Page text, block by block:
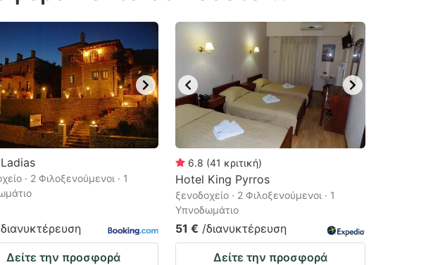
· 2 Φιλοξενούμενοι · 1
Δείτε την προσφορά
6.8 (41 κριτική)
Hotel King Pyrros
ξενοδοχείο · 2 Φιλοξενούμενοι · 1
Υπνοδωμάτιο
51 € /διανυκτέρευση
Δείτε την προσφορά